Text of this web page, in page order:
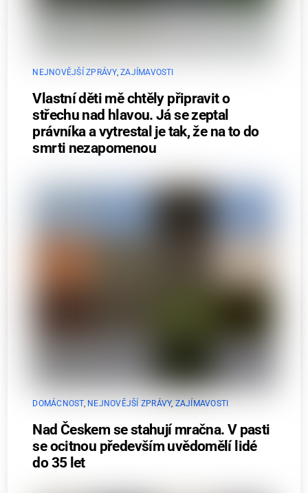
NEJNOVĚJŠÍ ZPRÁVY,ZAJÍMAVOSTI
Vlastní děti mě chtěly připravit o
střechu nad hlavou. Já se zeptal
právníka a vytrestal je tak, že na to do
smrti nezapomenou
DOMÁCNOST, NEJNOVĚJŠÍ ZPRÁVY, ZAJÍMAVOSTI
Nad Českem se stahují mračna. V pasti
se ocitnou především uvědomělí lidé
do 35 let